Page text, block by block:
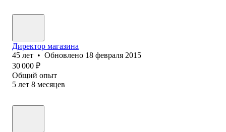
Директор магазина
45 лет • Обновлено 18 февраля 2015
30 000 ₽
Общий опыт
5 лет 8 месяцев